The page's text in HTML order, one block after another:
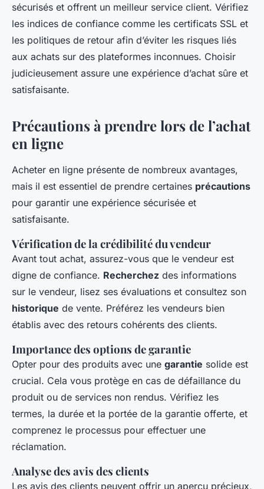
sécurisés et offrent un meilleur service client. Vérifiez
les indices de confiance comme les certificats SSL et
les politiques de retour afin d’éviter les risques liés
aux achats sur des plateformes inconnues. Choisir
judicieusement assure une expérience d’achat sûre et
satisfaisante.
Précautions à prendre lors de l’achat
en ligne
Acheter en ligne présente de nombreux avantages,
mais il est essentiel de prendre certaines précautions
pour garantir une expérience sécurisée et
satisfaisante.
Vérification de la crédibilité du vendeur
Avant tout achat, assurez-vous que le vendeur est
digne de confiance. Recherchez des informations
sur le vendeur, lisez ses évaluations et consultez son
historique de vente. Préférez les vendeurs bien
établis avec des retours cohérents des clients.
Importance des options de garantie
Opter pour des produits avec une garantie solide est
crucial. Cela vous protège en cas de défaillance du
produit ou de services non rendus. Vérifiez les
termes, la durée et la portée de la garantie offerte, et
comprenez le processus pour effectuer une
réclamation.
Analyse des avis des clients
Les avis des clients peuvent offrir un aperçu précieux,